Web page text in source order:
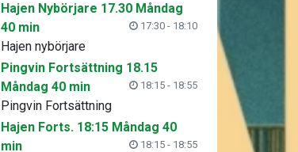
Hajen Nybörjare 17.30 Måndag
40 min
17:30 - 18:10
Hajen nybörjare
Pingvin Fortsättning 18.15
Måndag 40 min
18:15 - 18:55
Pingvin Fortsättning
Hajen Forts. 18:15 Måndag 40
min
18:15 - 18:55